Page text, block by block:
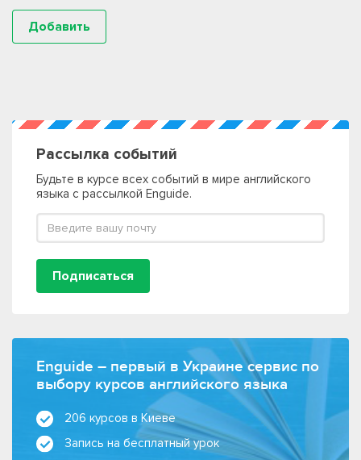
Рассылка событий
Будьте в курсе всех событий в мире английского
языка с рассылкой Enguide.
Подписаться
Enguide – первый в Украине сервис по
выбору курсов английского языка
206 курсов в Киеве
Запись на бесплатный урок